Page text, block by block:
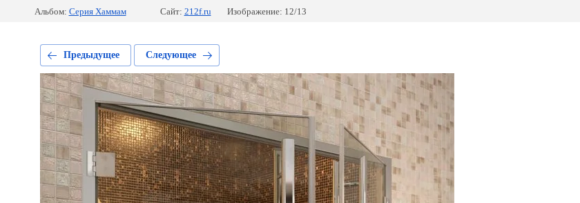
Альбом: Серия Хаммам Сайт: 212f.ru Изображение: 12/13
Предыдущее Следующее